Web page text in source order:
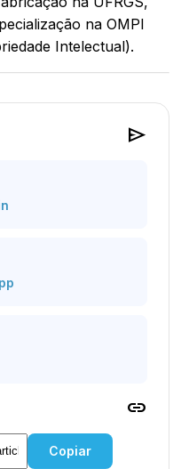
na OMPI
Intelectual).
send
link
Copiar